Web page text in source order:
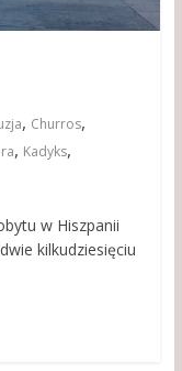
, Churros,
, Kadyks,
w Hiszpanii
kilkudziesięciu